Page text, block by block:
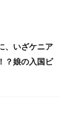
、いざケニア
？娘の入国ビ